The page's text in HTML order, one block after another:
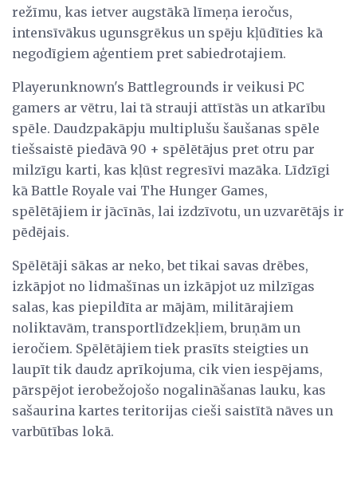
režīmu, kas ietver augstākā līmeņa ieročus,
intensīvākus ugunsgrēkus un spēju kļūdīties kā
negodīgiem aģentiem pret sabiedrotajiem.
Playerunknown's Battlegrounds ir veikusi PC
gamers ar vētru, lai tā strauji attīstās un atkarību
spēle. Daudzpakāpju multiplušu šaušanas spēle
tiešsaistē piedāvā 90 + spēlētājus pret otru par
milzīgu karti, kas kļūst regresīvi mazāka. Līdzīgi
kā Battle Royale vai The Hunger Games,
spēlētājiem ir jācīnās, lai izdzīvotu, un uzvarētājs ir
pēdējais.
Spēlētāji sākas ar neko, bet tikai savas drēbes,
izkāpjot no lidmašīnas un izkāpjot uz milzīgas
salas, kas piepildīta ar mājām, militārajiem
noliktavām, transportlīdzekļiem, bruņām un
ieročiem. Spēlētājiem tiek prasīts steigties un
laupīt tik daudz aprīkojuma, cik vien iespējams,
pārspējot ierobežojošo nogalināšanas lauku, kas
sašaurina kartes teritorijas cieši saistītā nāves un
varbūtības lokā.